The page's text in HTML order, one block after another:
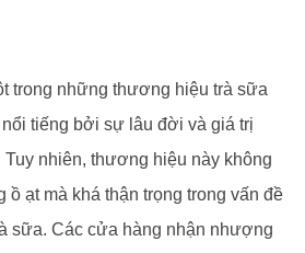
trong những thương hiệu trà sữa
tiếng bởi sự lâu đời và giá trị
nhiên, thương hiệu này không
ồ ạt mà khá thận trọng trong vấn đề
sữa. Các cửa hàng nhận nhượng